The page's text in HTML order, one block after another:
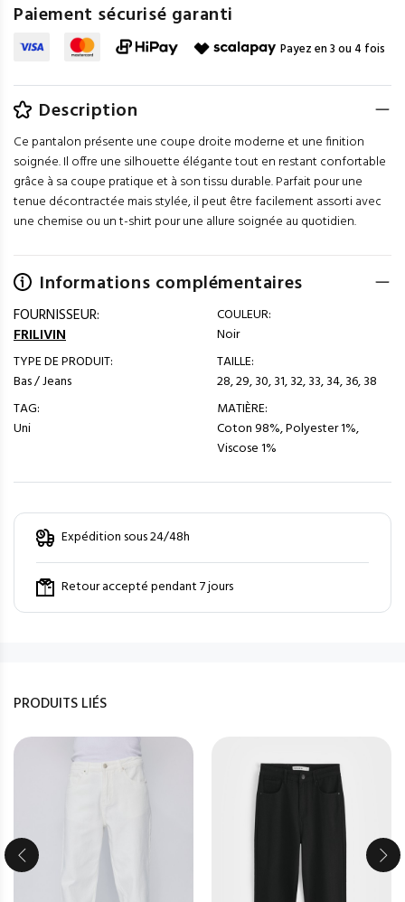
Paiement sécurisé garanti
Payez en 3 ou 4 fois
Description
Ce pantalon présente une coupe droite moderne et une finition
soignée. Il offre une silhouette élégante tout en restant confortable
grâce à sa coupe pratique et à son tissu durable. Parfait pour une
tenue décontractée mais stylée, il peut être facilement assorti avec
une chemise ou un t-shirt pour une allure soignée au quotidien.
Informations complémentaires
FOURNISSEUR:
FRILIVIN
TYPE DE PRODUIT:
Bas / Jeans
TAG:
Uni
COULEUR:
Noir
TAILLE:
28, 29, 30, 31, 32, 33, 34, 36, 38
MATIÈRE:
Coton 98%, Polyester 1%,
Viscose 1%
Expédition sous 24/48h
Retour accepté pendant 7 jours
PRODUITS LIÉS